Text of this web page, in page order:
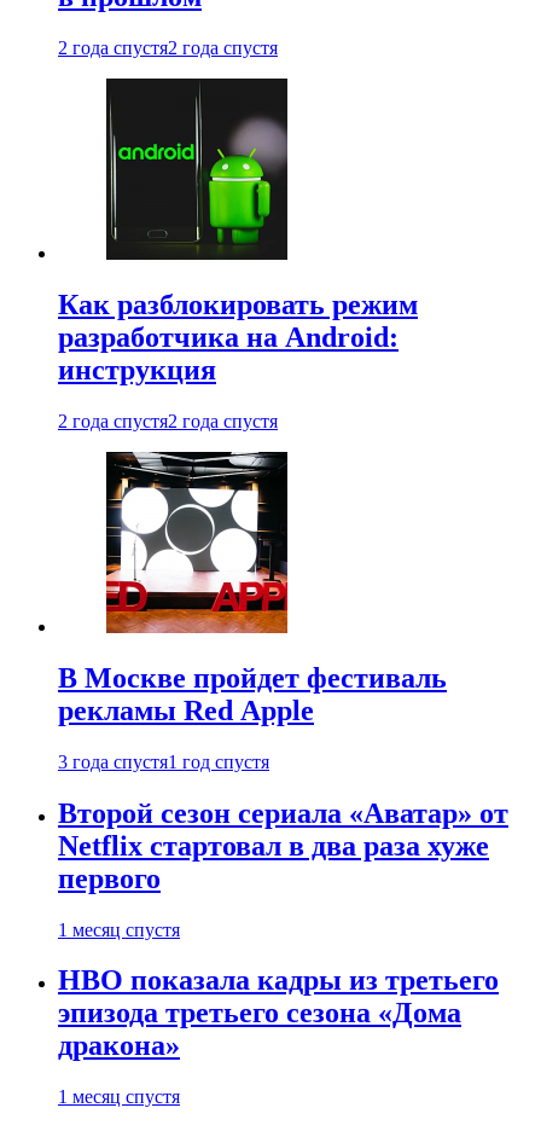
2 года спустя2 года спустя
Как разблокировать режим
разработчика на Android:
инструкция
2 года спустя2 года спустя
В Москве пройдет фестиваль
рекламы Red Apple
3 года спустя1 год спустя
Второй сезон сериала «Аватар» от
Netflix стартовал в два раза хуже
первого
1 месяц спустя
HBO показала кадры из третьего
эпизода третьего сезона «Дома
дракона»
1 месяц спустя